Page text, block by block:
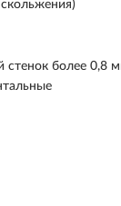
стенок более 0,8